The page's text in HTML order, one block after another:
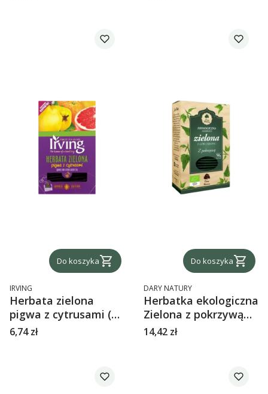
Do koszyka
PRODUCENT
IRVING
Herbata zielona
pigwa z cytrusami (
20 torebek) Irwing
Cena
6,74 zł
Do koszyka
PRODUCENT
DARY NATURY
Herbatka ekologiczna
Zielona z pokrzywą
saszetki 50g Dary
Cena
14,42 zł